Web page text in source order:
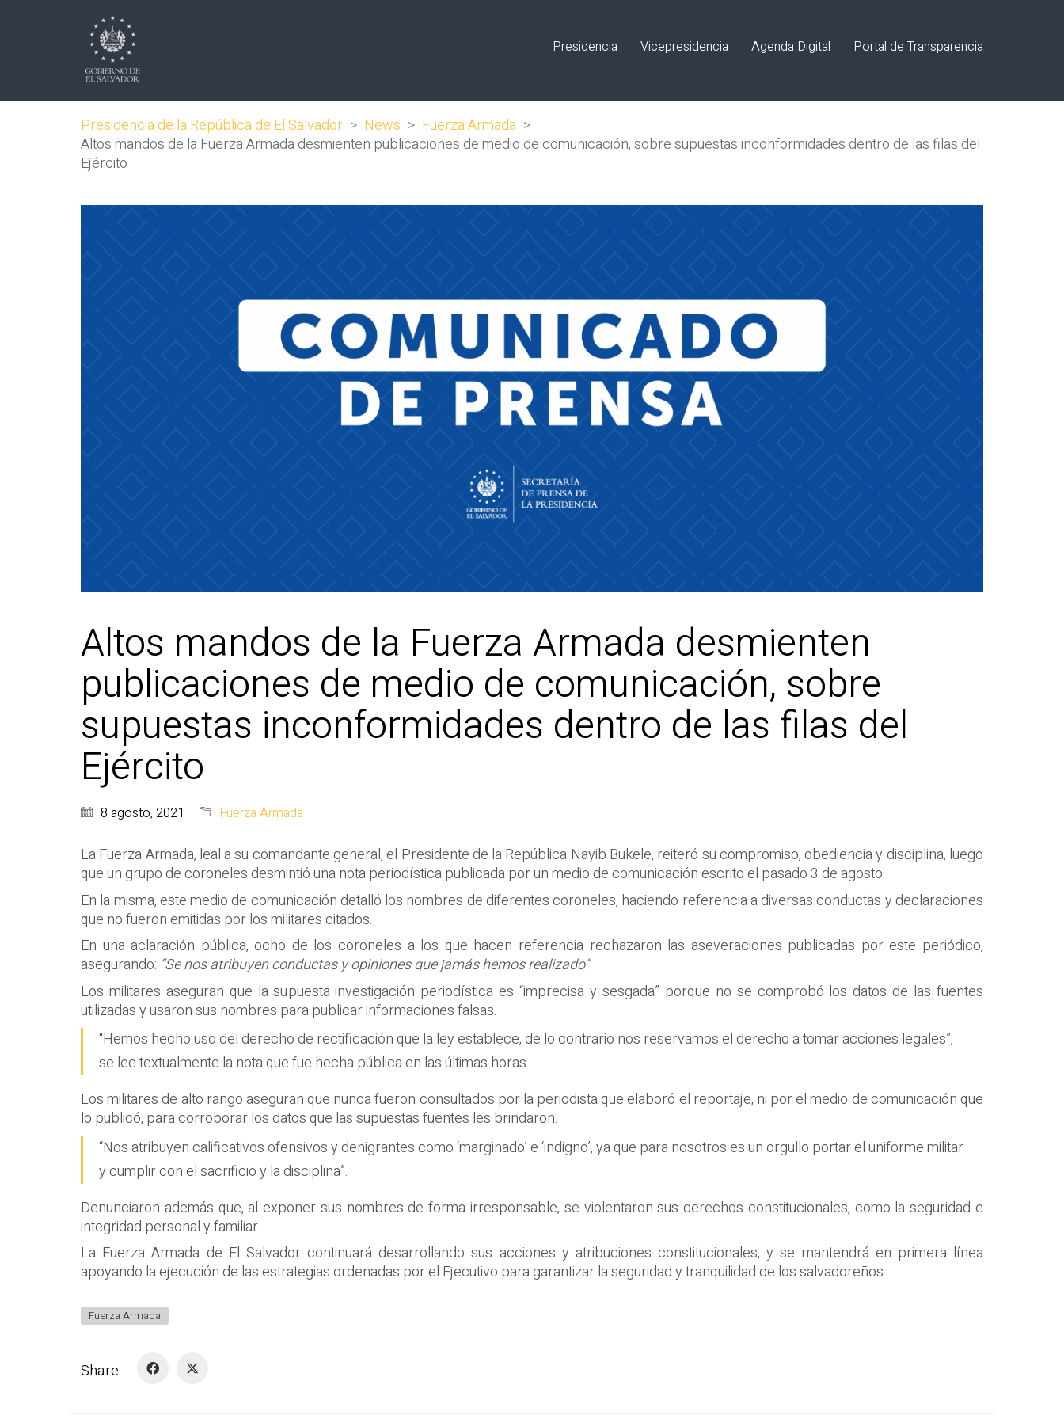
Presidencia Vicepresidencia Agenda Digital Portal de Transparencia
Presidencia de la República de El Salvador > News > Fuerza Armada >
Altos mandos de la Fuerza Armada desmienten publicaciones de medio de comunicación, sobre supuestas inconformidades dentro de las filas del
Ejército
Altos mandos de la Fuerza Armada desmienten
publicaciones de medio de comunicación, sobre
supuestas inconformidades dentro de las filas del
Ejército
8 agosto, 2021 Fuerza Armada
La Fuerza Armada, leal a su comandante general, el Presidente de la República Nayib Bukele, reiteró su compromiso, obediencia y disciplina, luego
que un grupo de coroneles desmintió una nota periodística publicada por un medio de comunicación escrito el pasado 3 de agosto.
En la misma, este medio de comunicación detalló los nombres de diferentes coroneles, haciendo referencia a diversas conductas y declaraciones
que no fueron emitidas por los militares citados.
En una aclaración pública, ocho de los coroneles a los que hacen referencia rechazaron las aseveraciones publicadas por este periódico,
asegurando: “Se nos atribuyen conductas y opiniones que jamás hemos realizado”.
Los militares aseguran que la supuesta investigación periodística es “imprecisa y sesgada” porque no se comprobó los datos de las fuentes
utilizadas y usaron sus nombres para publicar informaciones falsas.
“Hemos hecho uso del derecho de rectificación que la ley establece, de lo contrario nos reservamos el derecho a tomar acciones legales”,
se lee textualmente la nota que fue hecha pública en las últimas horas.
Los militares de alto rango aseguran que nunca fueron consultados por la periodista que elaboró el reportaje, ni por el medio de comunicación que
lo publicó, para corroborar los datos que las supuestas fuentes les brindaron.
“Nos atribuyen calificativos ofensivos y denigrantes como ‘marginado’ e ‘indigno’, ya que para nosotros es un orgullo portar el uniforme militar
y cumplir con el sacrificio y la disciplina”.
Denunciaron además que, al exponer sus nombres de forma irresponsable, se violentaron sus derechos constitucionales, como la seguridad e
integridad personal y familiar.
La Fuerza Armada de El Salvador continuará desarrollando sus acciones y atribuciones constitucionales, y se mantendrá en primera línea
apoyando la ejecución de las estrategias ordenadas por el Ejecutivo para garantizar la seguridad y tranquilidad de los salvadoreños.
Fuerza Armada
Share: